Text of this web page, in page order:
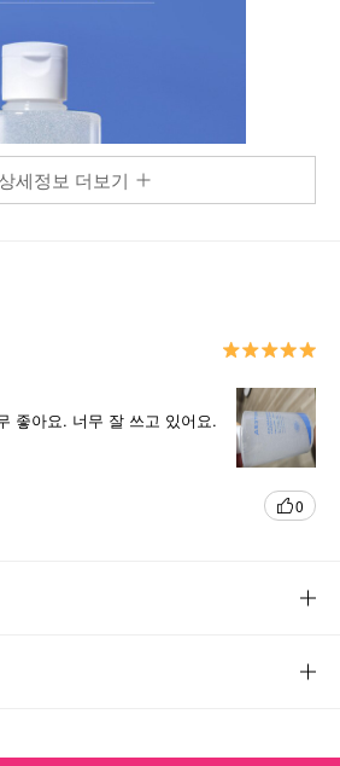
상세정보 더보기
좋아요. 너무 잘 쓰고 있어요.
0